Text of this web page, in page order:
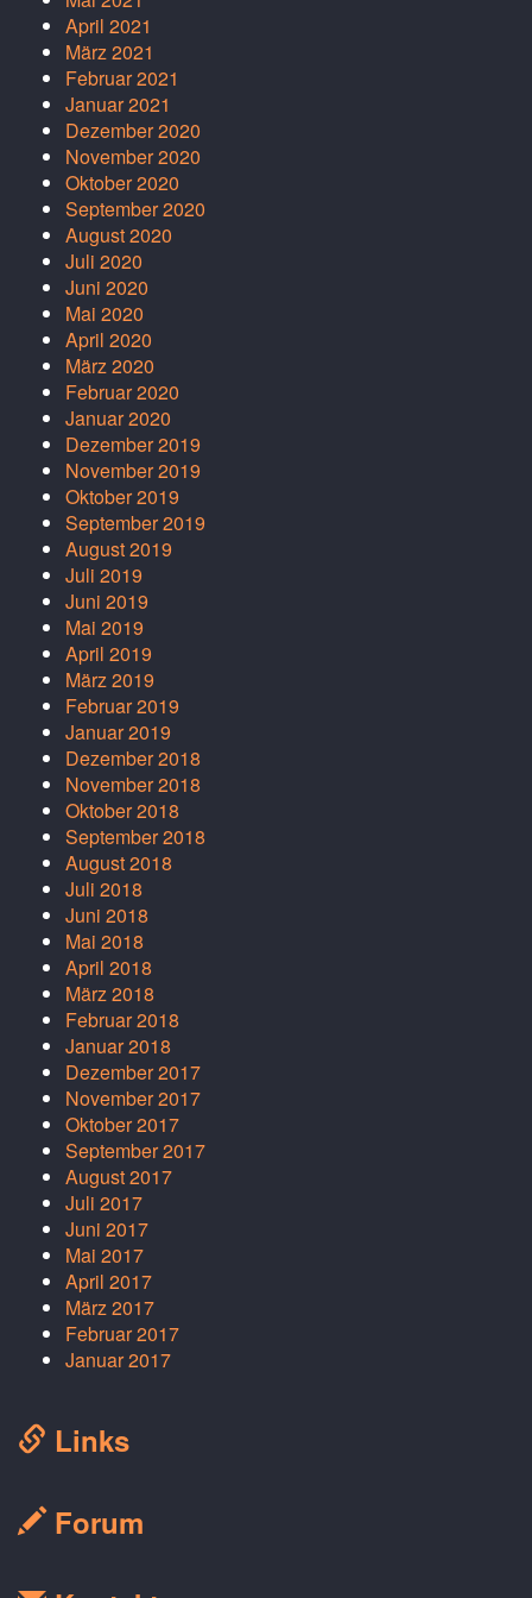
April 2021
März 2021
Februar 2021
Januar 2021
Dezember 2020
November 2020
Oktober 2020
September 2020
August 2020
Juli 2020
Juni 2020
Mai 2020
April 2020
März 2020
Februar 2020
Januar 2020
Dezember 2019
November 2019
Oktober 2019
September 2019
August 2019
Juli 2019
Juni 2019
Mai 2019
April 2019
März 2019
Februar 2019
Januar 2019
Dezember 2018
November 2018
Oktober 2018
September 2018
August 2018
Juli 2018
Juni 2018
Mai 2018
April 2018
März 2018
Februar 2018
Januar 2018
Dezember 2017
November 2017
Oktober 2017
September 2017
August 2017
Juli 2017
Juni 2017
Mai 2017
April 2017
März 2017
Februar 2017
Januar 2017
Links
Forum